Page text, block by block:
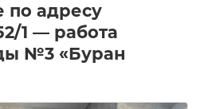
по адресу
1 — работа
№3 «Буран